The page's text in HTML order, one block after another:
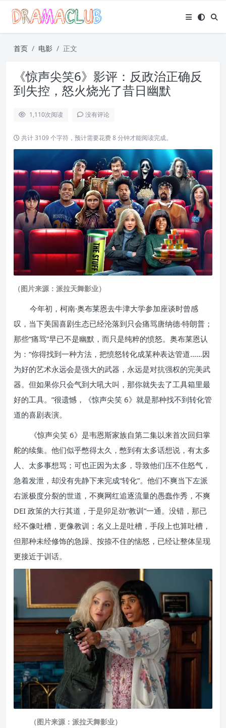
首页 电影 正文
《惊声尖笑6》影评：反政治正确反
到失控，怒火烧光了昔日幽默
1,110次阅读 没有评论
共计 3109 个字符，预计需要花费 8 分钟才能阅读完成。
（图片来源：派拉天舞影业）
今年初，柯南·奥布莱恩去牛津大学参加座谈时曾感
叹，当下美国喜剧生态已经沦落到只会痛骂唐纳德·特朗普；
那些“痛骂”早已不是幽默，而只是纯粹的愤怒。奥布莱恩认
为：“你得找到一种方法，把愤怒转化成某种表达管道……因
为好的艺术永远会是强大的武器，永远是对抗强权的完美武
器。但如果你只会气到大吼大叫，那你就失去了工具箱里最
好的工具。”很遗憾，《惊声尖笑 6》就是那种找不到转化管
道的喜剧表演。
《惊声尖笑 6》是韦恩斯家族自第二集以来首次回归掌
舵的续集。他们似乎憋得太久，憋到有太多话想说，有太多
人、太多事想骂；可也正因为太多，导致他们压不住怒气，
急着发泄，却没有先静下来完成“转化”。他们不爽当下左派
右派极度分裂的世道，不爽网红追逐流量的愚蠢作秀，不爽
DEI 政策的大行其道，于是卯足劲“教训”一通。没错，那已
经不像吐槽，更像教训；名义上是吐槽，手段上也算吐槽，
但那种未经修饰的急躁、按捺不住的恼怒，已经让整体呈现
更接近于训话。
（图片来源：派拉天舞影业）